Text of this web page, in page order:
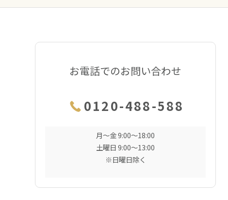
お電話でのお問い合わせ
0120-488-588
月〜金 9:00〜18:00
土曜日 9:00〜13:00
※日曜日除く